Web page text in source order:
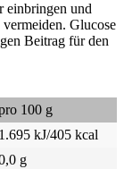
einbringen und
Glucose
Beitrag für den
100 g
1.695 kJ/405 kcal
g